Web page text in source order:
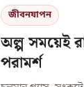
জীবনযাপন
অল্প সময়েই
পরামর্শ